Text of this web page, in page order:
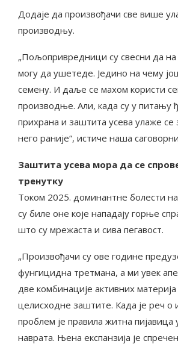
Додаје да произвођачи све више
производњу.
„Пољопривредници су свесни да
могу да ушетеде. Једино на чему
семену. И даље се махом користи
производње. Али, када су у питању
прихрана и заштита усева улаже се
него раније“, истиче наша
Заштита усева мора да се
тренутку
Током 2025. доминантне болести
су биле оне које нападају горње
што су мрежаста и сива пегавост.
„Произвођачи су ове године
фунгицидна третмана, а ми увек
две комбинације активних
целисходне заштите. Када је реч о
проблем је правила житна пијавица
наврата. Њена експанзија је